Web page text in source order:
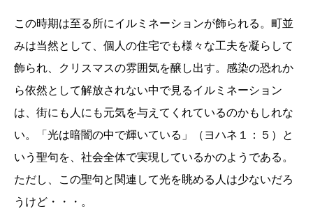
この時期は至る所にイルミネーションが飾られる。町並
みは当然として、個人の住宅でも様々な工夫を凝らして
飾られ、クリスマスの雰囲気を醸し出す。感染の恐れか
ら依然として解放されない中で見るイルミネーション
は、街にも人にも元気を与えてくれているのかもしれな
い。「光は暗闇の中で輝いている」（ヨハネ１：５）と
いう聖句を、社会全体で実現しているかのようである。
ただし、この聖句と関連して光を眺める人は少ないだろ
うけど・・・。